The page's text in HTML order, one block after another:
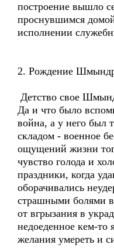
построение вышло
проснувшимся
исполнении
2. Рождение
Детство свое
Да и что было
война, а у него был
складом - военное
ощущений жизни
чувство голода и
праздники, когда
оборачивались
страшными болями
от вгрызания в
недоеденное кем-
желания умереть и